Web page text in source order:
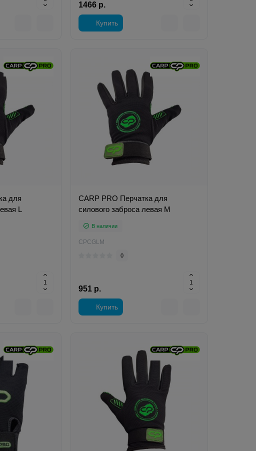
1466 р.
Купить
для
L
CARP PRO Перчатка для
силового заброса левая M
В наличии
CPCGLM
0
951 р.
Купить